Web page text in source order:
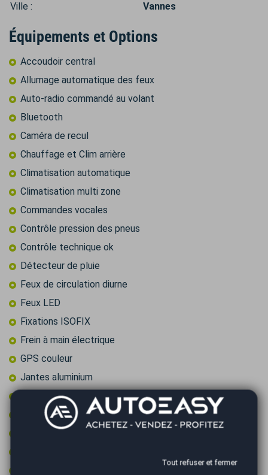
Ville :
Vannes
Équipements et Options
Accoudoir central
Allumage automatique des feux
Auto-radio commandé au volant
Bluetooth
Caméra de recul
Chauffage et Clim arrière
Climatisation automatique
Climatisation multi zone
Commandes vocales
Contrôle pression des pneus
Contrôle technique ok
Détecteur de pluie
Feux de circulation diurne
Feux LED
Fixations ISOFIX
Frein à main électrique
GPS couleur
Jantes aluminium
Limiteur de vitesse
Ordinateur de bord
Ouverture du coffre électrique
Tout refuser et fermer